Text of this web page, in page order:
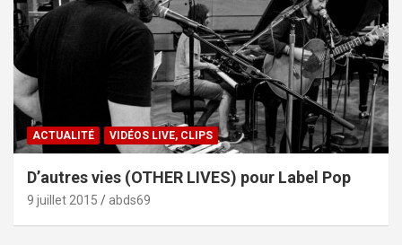
ACTUALITÉ VIDÉOS LIVE, CLIPS
D’autres vies (OTHER LIVES) pour Label Pop
9 juillet 2015 abds69